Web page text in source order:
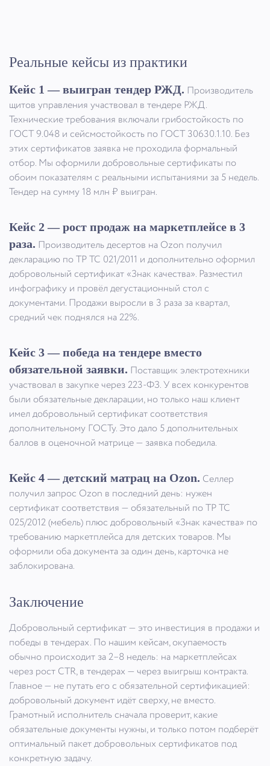
Реальные кейсы из практики
Кейс 1 — выигран тендер РЖД. Производитель
щитов управления участвовал в тендере РЖД.
Технические требования включали грибостойкость по
ГОСТ 9.048 и сейсмостойкость по ГОСТ 30630.1.10. Без
этих сертификатов заявка не проходила формальный
отбор. Мы оформили добровольные сертификаты по
обоим показателям с реальными испытаниями за 5 недель.
Тендер на сумму 18 млн ₽ выигран.
Кейс 2 — рост продаж на маркетплейсе в 3
раза. Производитель десертов на Ozon получил
декларацию по ТР ТС 021/2011 и дополнительно оформил
добровольный сертификат «Знак качества». Разместил
инфографику и провёл дегустационный стол с
документами. Продажи выросли в 3 раза за квартал,
средний чек поднялся на 22%.
Кейс 3 — победа на тендере вместо
обязательной заявки. Поставщик электротехники
участвовал в закупке через 223-ФЗ. У всех конкурентов
были обязательные декларации, но только наш клиент
имел добровольный сертификат соответствия
дополнительному ГОСТу. Это дало 5 дополнительных
баллов в оценочной матрице — заявка победила.
Кейс 4 — детский матрац на Ozon. Селлер
получил запрос Ozon в последний день: нужен
сертификат соответствия — обязательный по ТР ТС
025/2012 (мебель) плюс добровольный «Знак качества» по
требованию маркетплейса для детских товаров. Мы
оформили оба документа за один день, карточка не
заблокирована.
Заключение
Добровольный сертификат — это инвестиция в продажи и
победы в тендерах. По нашим кейсам, окупаемость
обычно происходит за 2–8 недель: на маркетплейсах
через рост CTR, в тендерах — через выигрыш контракта.
Главное — не путать его с обязательной сертификацией:
добровольный документ идёт сверху, не вместо.
Грамотный исполнитель сначала проверит, какие
обязательные документы нужны, и только потом подберёт
оптимальный пакет добровольных сертификатов под
конкретную задачу.